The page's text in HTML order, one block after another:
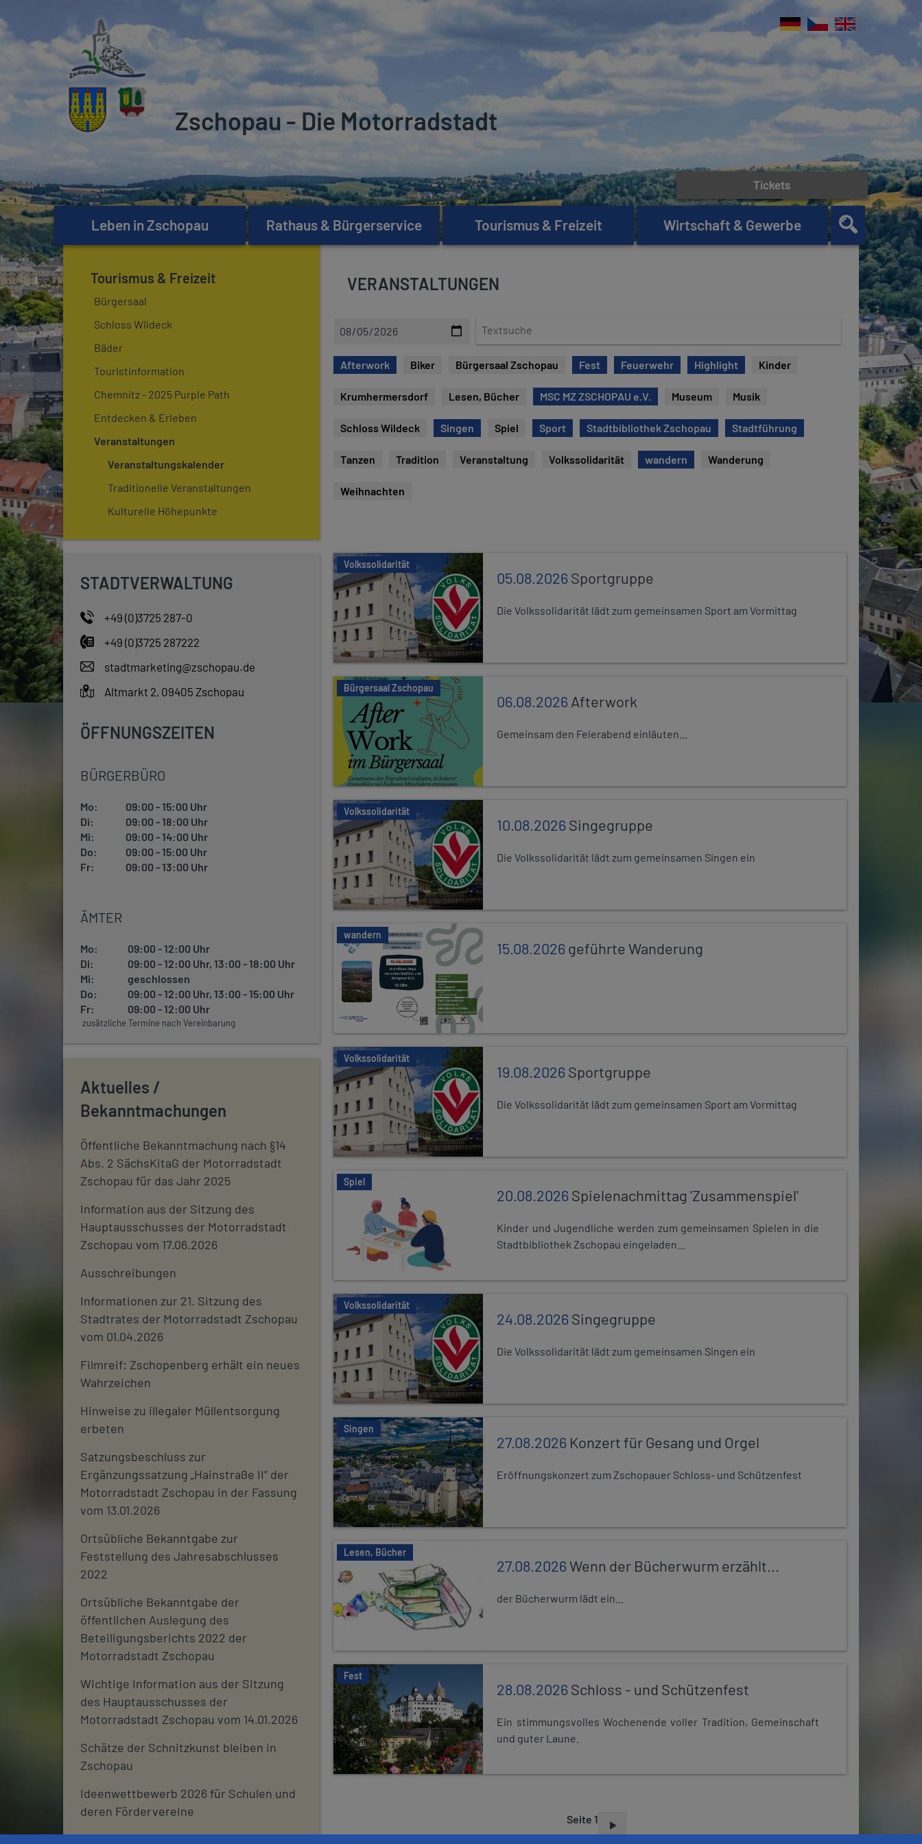
Zschopau - Die Motorradstadt
Leben in Zschopau Rathaus & Bürgerservice Tourismus & Freizeit Wirtschaft & Gewerbe
Tickets
Tourismus & Freizeit
Bürgersaal
Schloss Wildeck
Bäder
Touristinformation
Chemnitz - 2025 Purple Path
Entdecken & Erleben
Veranstaltungen
Veranstaltungskalender
Traditionelle Veranstaltungen
Kulturelle Höhepunkte
STADTVERWALTUNG
+49 (0)3725 287-0
+49 (0)3725 287222
stadtmarketing@zschopau.de
Altmarkt 2, 09405 Zschopau
ÖFFNUNGSZEITEN
BÜRGERBÜRO
Mo:
09:00 - 15:00 Uhr
Di:
09:00 - 18:00 Uhr
Mi:
09:00 - 14:00 Uhr
Do:
09:00 - 15:00 Uhr
Fr:
09:00 - 13:00 Uhr
ÄMTER
Mo:
09:00 - 12:00 Uhr
Di:
09:00 - 12:00 Uhr, 13:00 - 18:00 Uhr
Mi:
geschlossen
Do:
09:00 - 12:00 Uhr, 13:00 - 15:00 Uhr
Fr:
09:00 - 12:00 Uhr
zusätzliche Termine nach Vereinbarung
Aktuelles /
Bekanntmachungen
Öffentliche Bekanntmachung nach §14
Abs. 2 SächsKitaG der Motorradstadt
Zschopau für das Jahr 2025
Information aus der Sitzung des
Hauptausschusses der Motorradstadt
Zschopau vom 17.06.2026
Ausschreibungen
Informationen zur 21. Sitzung des
Stadtrates der Motorradstadt Zschopau
vom 01.04.2026
Filmreif: Zschopenberg erhält ein neues
Wahrzeichen
Hinweise zu illegaler Müllentsorgung
erbeten
Satzungsbeschluss zur
Ergänzungssatzung „Hainstraße II“ der
Motorradstadt Zschopau in der Fassung
vom 13.01.2026
Ortsübliche Bekanntgabe zur
Feststellung des Jahresabschlusses
2022
Ortsübliche Bekanntgabe der
öffentlichen Auslegung des
Beteiligungsberichts 2022 der
Motorradstadt Zschopau
Wichtige Information aus der Sitzung
des Hauptausschusses der
Motorradstadt Zschopau vom 14.01.2026
Schätze der Schnitzkunst bleiben in
Zschopau
Ideenwettbewerb 2026 für Schulen und
deren Fördervereine
Stadtjournal 2026: Wir suchen euch
VERANSTALTUNGEN
t
t
u
Afterwork Biker Bürgersaal Zschopau Fest Feuerwehr Highlight Kinder
Krumhermersdorf Lesen, Bücher MSC MZ ZSCHOPAU e.V. Museum Musik
Schloss Wildeck Singen Spiel Sport Stadtbibliothek Zschopau Stadtführung
Tanzen Tradition Veranstaltung Volkssolidarität wandern Wanderung
Weihnachten
Volkssolidarität
05.08.2026Sportgruppe
Die Volkssolidarität lädt zum gemeinsamen Sport am Vormittag
Bürgersaal Zschopau
06.08.2026Afterwork
Gemeinsam den Feierabend einläuten...
Volkssolidarität
10.08.2026Singegruppe
Die Volkssolidarität lädt zum gemeinsamen Singen ein
wandern
15.08.2026geführte Wanderung
Volkssolidarität
19.08.2026Sportgruppe
Die Volkssolidarität lädt zum gemeinsamen Sport am Vormittag
Spiel
20.08.2026Spielenachmittag 'Zusammenspiel'
Kinder und Jugendliche werden zum gemeinsamen Spielen in die
Stadtbibliothek Zschopau eingeladen...
Volkssolidarität
24.08.2026Singegruppe
Die Volkssolidarität lädt zum gemeinsamen Singen ein
Singen
27.08.2026 Konzert für Gesang und Orgel
Eröffnungskonzert zum Zschopauer Schloss- und Schützenfest
Lesen, Bücher
27.08.2026Wenn der Bücherwurm erzählt...
der Bücherwurm lädt ein...
Fest
28.08.2026Schloss - und Schützenfest
Ein stimmungsvolles Wochenende voller Tradition, Gemeinschaft
und guter Laune.
S
Seite 1